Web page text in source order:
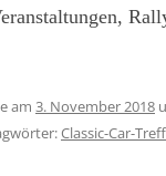
am 3. November 2018
Classic-Car-